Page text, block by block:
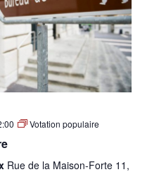
Votation populaire
Rue de la Maison-Forte 11,